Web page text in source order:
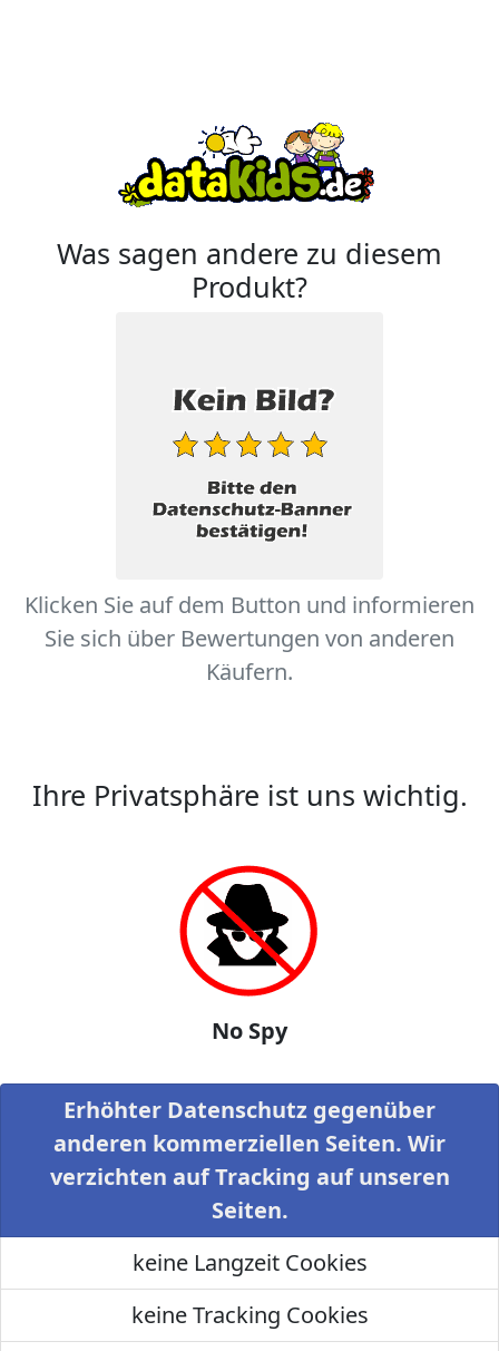
Was sagen andere zu diesem
Produkt?
Klicken Sie auf dem Button und informieren
Sie sich über Bewertungen von anderen
Käufern.
Ihre Privatsphäre ist uns wichtig.
No Spy
Erhöhter Datenschutz gegenüber
anderen kommerziellen Seiten. Wir
verzichten auf Tracking auf unseren
Seiten.
keine Langzeit Cookies
keine Tracking Cookies